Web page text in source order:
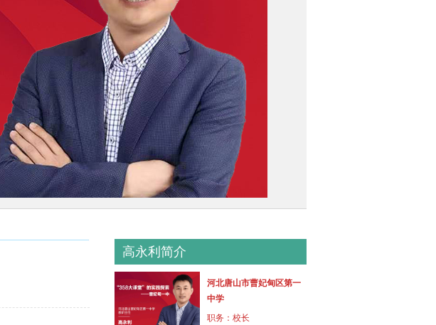
高永利简介
河北唐山市曹妃甸区第一
中学
职务： 校长